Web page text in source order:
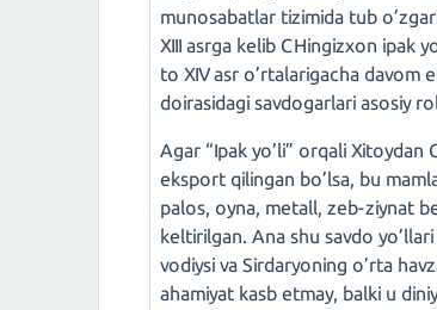
munosabatlar tizimida tub
XIII asrga kelib CHingizxon ipak
to XIV asr o’rtalarigacha davom
doirasidagi savdogarlari asosiy
Agar “Ipak yo’li” orqali Xitoydan
eksport qilingan bo’lsa, bu
palos, oyna, metall, zeb-ziynat
keltirilgan. Ana shu savdo
vodiysi va Sirdaryoning o’rta
ahamiyat kasb etmay, balki u